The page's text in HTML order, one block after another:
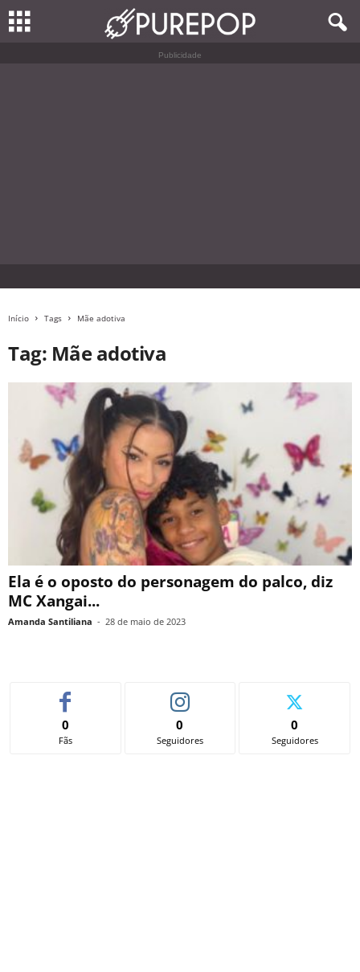
Publicidade
Início Tags Mãe adotiva
Tag: Mãe adotiva
Ela é o oposto do personagem do palco, diz
MC Xangai...
Amanda Santiliana - 28 de maio de 2023
0
Fãs
0
Seguidores
0
Seguidores